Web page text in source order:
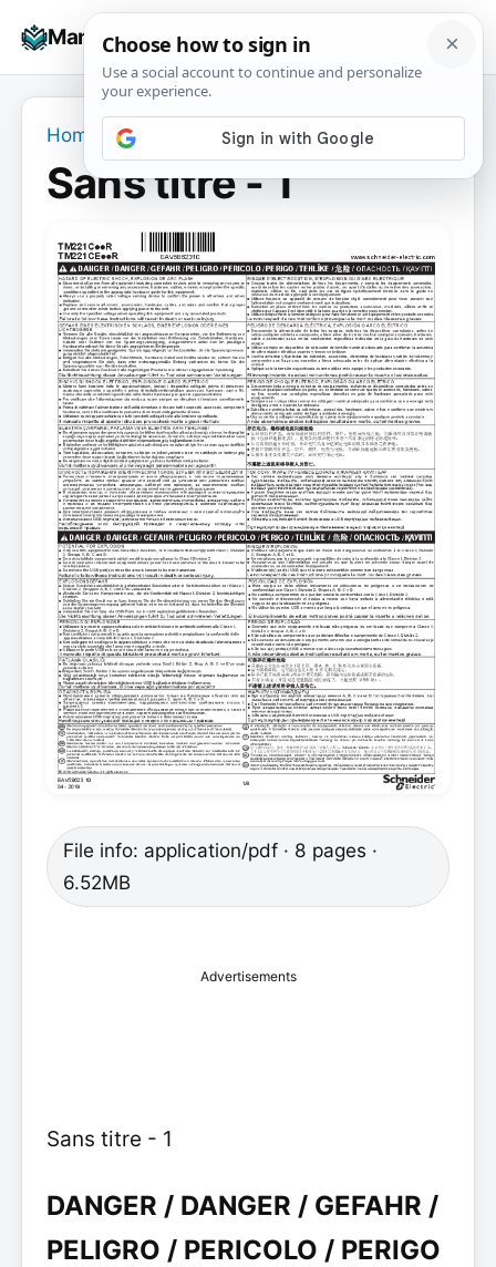
Manuals+
☰
Home Sans titre - 1
Sans titre - 1
File info: application/pdf · 8 pages ·
6.52MB
Advertisements
Sans titre - 1
DANGER / DANGER / GEFAHR /
PELIGRO / PERICOLO / PERIGO